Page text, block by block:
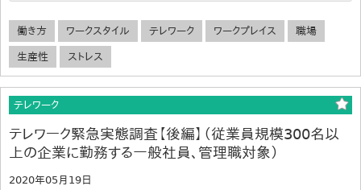
働き方 ワークスタイル テレワーク ワークプレイス 職場
生産性 ストレス
テレワーク
テレワーク緊急実態調査【後編】（従業員規模300名以
上の企業に勤務する一般社員、管理職対象）
2020年05月19日